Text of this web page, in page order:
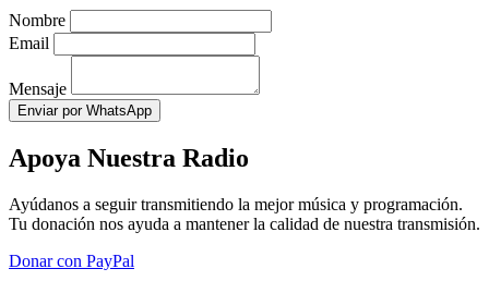
Nombre
Email
Mensaje
Enviar por WhatsApp
Apoya Nuestra Radio
Ayúdanos a seguir transmitiendo la mejor música y programación.
Tu donación nos ayuda a mantener la calidad de nuestra transmisión.
Donar con PayPal